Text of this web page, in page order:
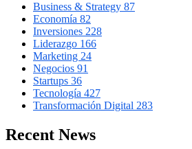
Business & Strategy 87
Economía 82
Inversiones 228
Liderazgo 166
Marketing 24
Negocios 91
Startups 36
Tecnología 427
Transformación Digital 283
Recent News